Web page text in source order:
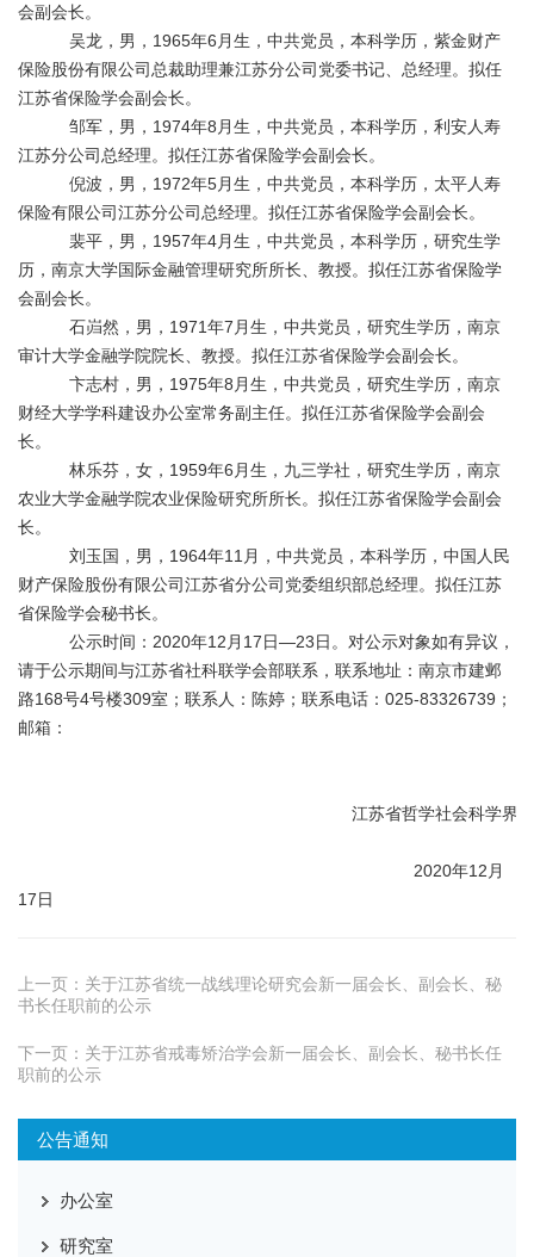
会副会长。
吴龙，男， 1965年6 月生，中共党员，本科学历，紫金财产
保险股份有限公司总裁助理兼江苏分公司党委书记、总经理。拟任
江苏省保险学会副会长。
邹军，男， 1974年8 月生，中共党员，本科学历，利安人寿
江苏分公司总经理。拟任江苏省保险学会副会长。
倪波，男， 1972年5月生，中共党员，本科学历，太平人寿
保险有限公司江苏分公司总经理。 拟任江苏省保险学会副会长。
裴平，男， 1957年4月生，中共党员，本科学历，研究生学
历，南京大学国际金融管理研究所所长、教授。拟任江苏省保险学
会副会长。
石岿然，男， 1971年7 月生，中共党员，研究生学历，南京
审计大学金融学院院长、教授。拟任江苏省保险学会副会长。
卞志村，男， 1975年8 月生，中共党员，研究生学历，南京
财经大学学科建设办公室常务副主任。拟任江苏省保险学会副会
长。
林乐芬，女， 1959年6 月生，九三学社，研究生学历，南京
农业大学金融学院农业保险研究所所长。拟任江苏省保险学会副会
长。
刘玉国，男， 1964年11 月，中共党员，本科学历，中国人民
财产保险股份有限公司江苏省分公司党委组织部总经理。拟任江苏
省保险学会秘书长。
公示时间： 2020年12 月 17日—23日。对公示对象如有异议，
请于公示期间与江苏省社科联学会部联系，联系地址：南京市建邺
路168号4号楼309室 ；联系 人：陈婷；联系电话： 025-83326739 ；
邮箱：
江苏省哲学社会科学界联
2020年12 月
17日
上一页： 关于江苏省统一战线理论研究会新一届会长、副会长、秘
书长任职前的公示
下一页： 关于江苏省戒毒矫治学会新一届会长、副会长、秘书长任
职前的公示
公告通知
办公室
研究室